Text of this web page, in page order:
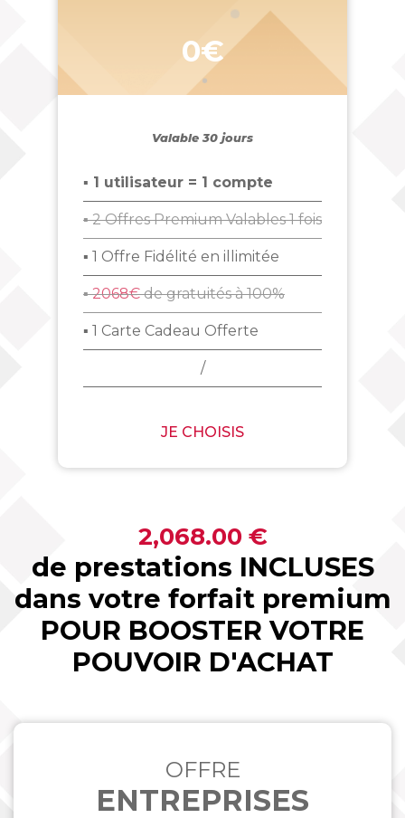
0€
Valable 30 jours
▪ 1 utilisateur = 1 compte
▪ 2 Offres Premium Valables 1 fois
▪ 1 Offre Fidélité en illimitée
▪2068€de gratuités à 100%
▪ 1 Carte Cadeau Offerte
/
JE CHOISIS
2,068.00 €
de prestations INCLUSES
dans votre forfait premium
POUR BOOSTER VOTRE
POUVOIR D'ACHAT
OFFRE
ENTREPRISES